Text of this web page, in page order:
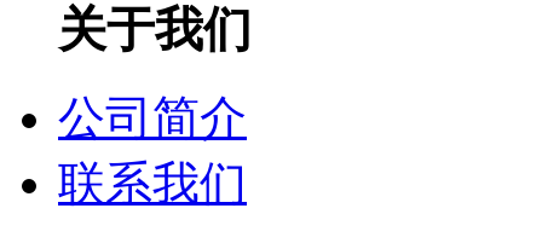
关于我们
公司简介
联系我们